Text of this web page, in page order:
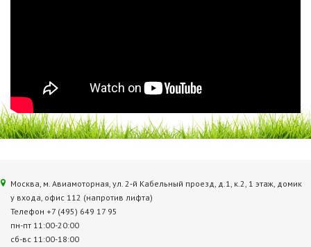
Москва, м. Авиамоторная, ул. 2‑й Кабельный проезд, д.1, к.2, 1 этаж, домик
у входа, офис 112 (напротив лифта)
Телефон +7 (495) 649 17 95
пн-пт 11:00-20:00
сб-вс 11:00-18:00